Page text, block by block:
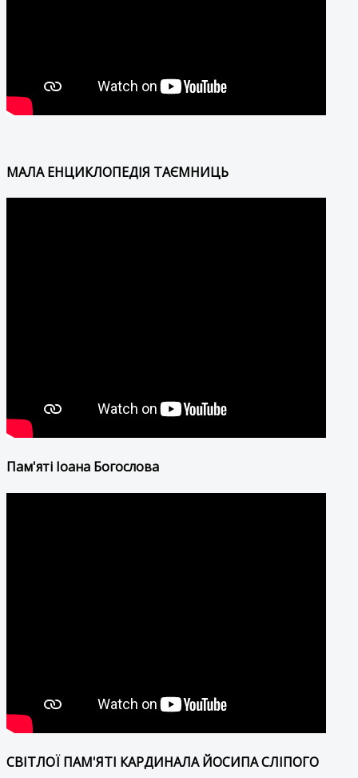
МАЛА ЕНЦИКЛОПЕДІЯ ТАЄМНИЦЬ
Пам'яті Іоана Богослова
СВІТЛОЇ ПАМ'ЯТІ КАРДИНАЛА ЙОСИПА СЛІПОГО